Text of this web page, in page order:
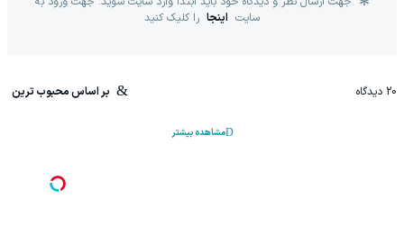
سایت اینجا را کلیک کنید
20 دیدگاه بر اساس محبوب ترین
مشاهده بیشتر